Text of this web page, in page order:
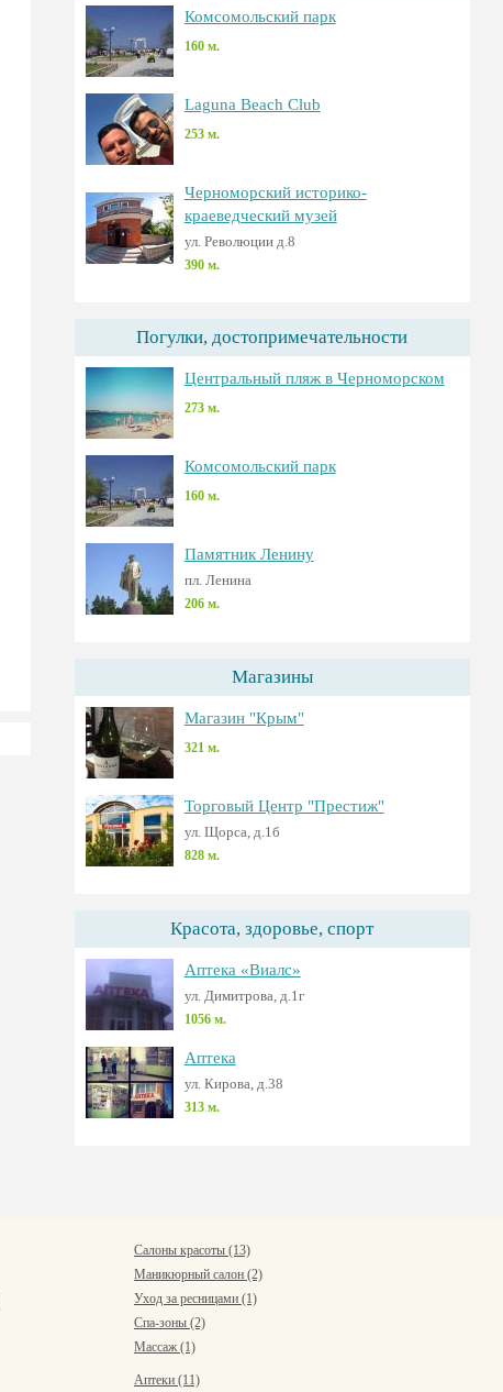
Комсомольский парк
160 м.
Laguna Beach Club
253 м.
Черноморский историко-
краеведческий музей
ул. Революции д.8
390 м.
Погулки, достопримечательности
Центральный пляж в Черноморском
273 м.
Комсомольский парк
160 м.
Памятник Ленину
пл. Ленина
206 м.
Магазины
Магазин "Крым"
321 м.
Торговый Центр "Престиж"
ул. Щорса, д.1б
828 м.
Красота, здоровье, спорт
Аптека «Виалс»
ул. Димитрова, д.1г
1056 м.
Аптека
ул. Кирова, д.38
313 м.
Салоны красоты (13)
Маникюрный салон (2)
Уход за ресницами (1)
Спа-зоны (2)
Массаж (1)
Аптеки (11)